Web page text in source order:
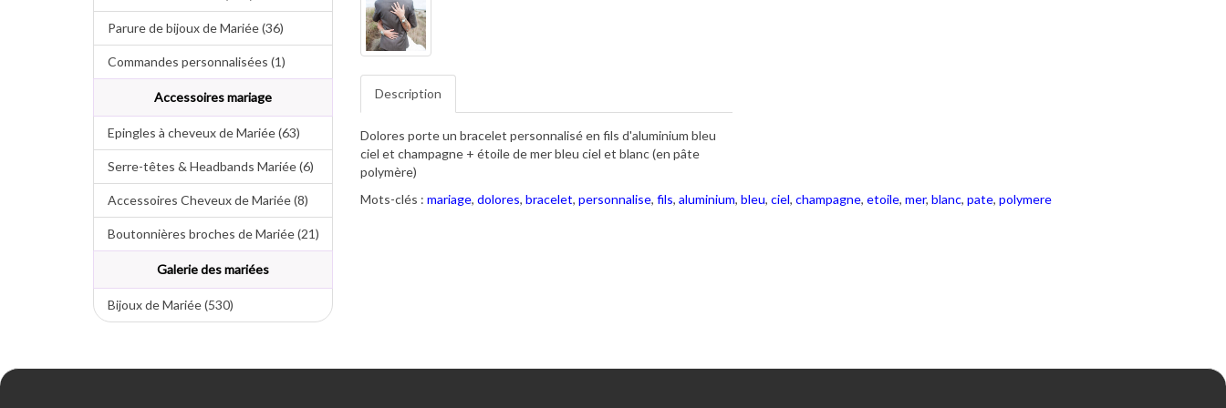
Parure de bijoux de Mariée (36)
Commandes personnalisées (1)
Accessoires mariage
Epingles à cheveux de Mariée (63)
Serre-têtes & Headbands Mariée (6)
Accessoires Cheveux de Mariée (8)
Boutonnières broches de Mariée (21)
Galerie des mariées
Bijoux de Mariée (530)
Description
Dolores porte un bracelet personnalisé en fils d'aluminium bleu
ciel et champagne + étoile de mer bleu ciel et blanc (en pâte
polymère)
Mots-clés : mariage, dolores, bracelet, personnalise, fils, aluminium, bleu, ciel, champagne, etoile, mer, blanc, pate, polymere